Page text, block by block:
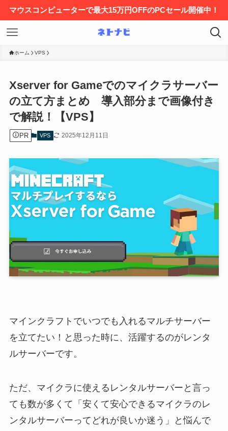
マウスコンピューターで最大15万円OFFのPCセール開催中！
ホーム VPS
Xserver for Gameでのマイクラサーバー
の立て方まとめ 導入部分まで画像付き
で解説！【VPS】
PR VPS 2025年12月11日
マインクラフトでいつでも入れるマルチサーバー
を立てたい！と思った時に、活躍するのがレンタ
ルサーバーです。
ただ、マイクラに使えるレンタルサーバーと言っ
ても数が多くて「安くて安心できるマイクラのレ
ンタルサーバーってどれが良いか迷う」と悩んで